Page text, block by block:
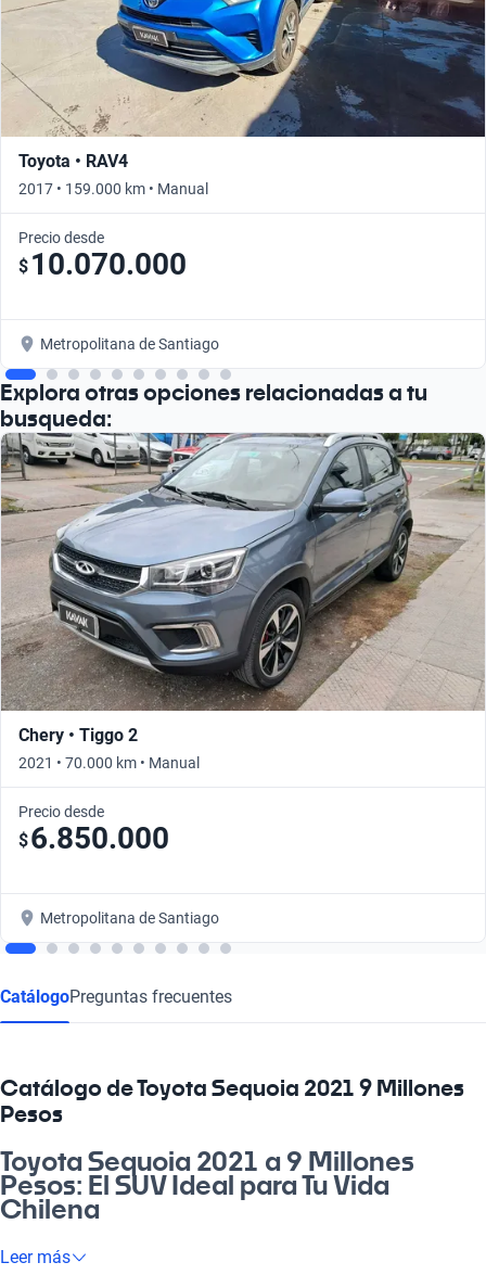
Toyota • RAV4
2017 • 159.000 km • Manual
Precio desde
$ 10.070.000
Metropolitana de Santiago
Explora otras opciones relacionadas a tu
busqueda:
Chery • Tiggo 2
2021 • 70.000 km • Manual
Precio desde
$6.850.000
Metropolitana de Santiago
CatálogoPreguntas frecuentes
Catálogo de Toyota Sequoia 2021 9 Millones
Pesos
Toyota Sequoia 2021 a 9 Millones
Pesos: El SUV Ideal para Tu Vida
Chilena
¿Cachai la emoción de manejar un Toyota Sequoia 2021? Esta
Leer más